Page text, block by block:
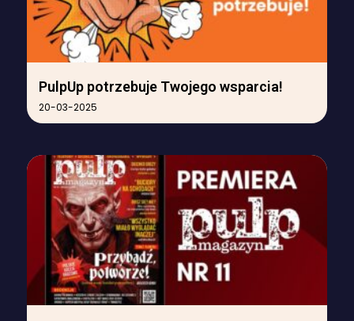
PulpUp potrzebuje Twojego wsparcia!
20-03-2025